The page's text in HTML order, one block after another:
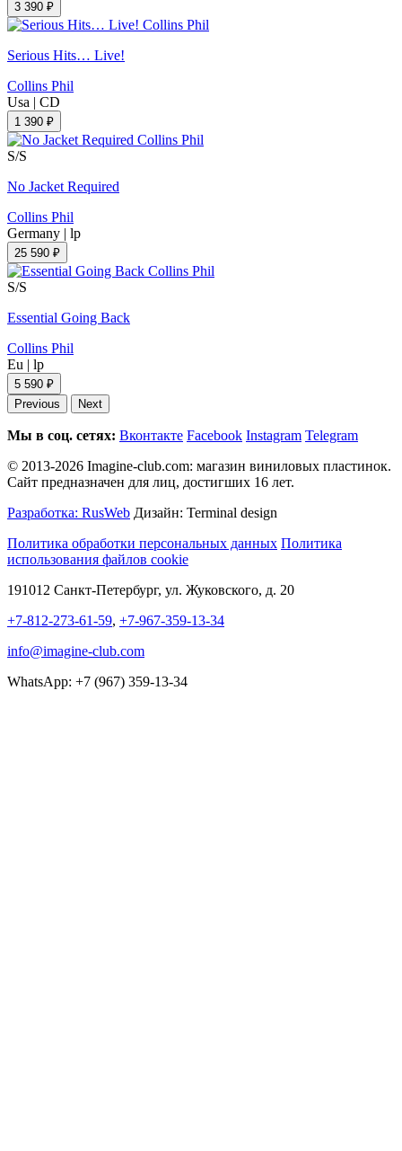
3 390 ₽
Serious Hits… Live!
Collins Phil
Usa | CD
1 390 ₽
S/S
No Jacket Required
Collins Phil
Germany | lp
25 590 ₽
S/S
Essential Going Back
Collins Phil
Eu | lp
5 590 ₽
Previous
Next
Мы в соц. сетях: Вконтакте Facebook Instagram Telegram
© 2013-2026 Imagine-club.com: магазин виниловых пластинок.
Сайт предназначен для лиц, достигших 16 лет.
Разработка: RusWeb Дизайн: Terminal design
Политика обработки персональных данных Политика
использования файлов cookie
191012 Санкт-Петербург, ул. Жуковского, д. 20
+7-812-273-61-59, +7-967-359-13-34
info@imagine-club.com
WhatsApp: +7 (967) 359-13-34